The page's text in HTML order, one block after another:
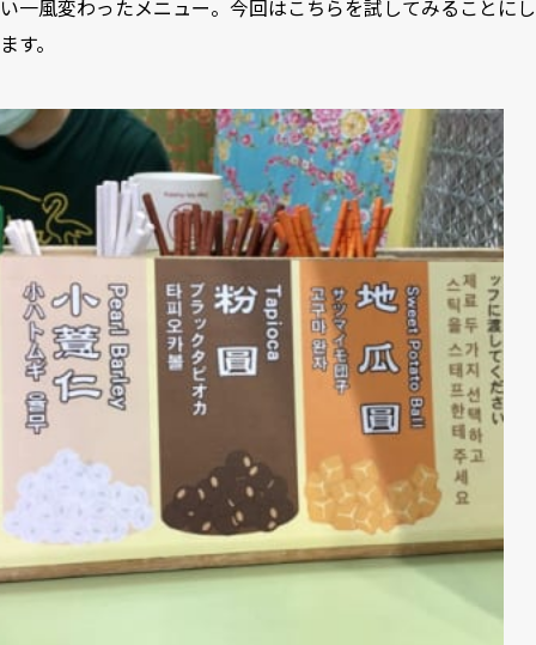
い一風変わったメニュー。今回はこちらを試してみることにし
ます。